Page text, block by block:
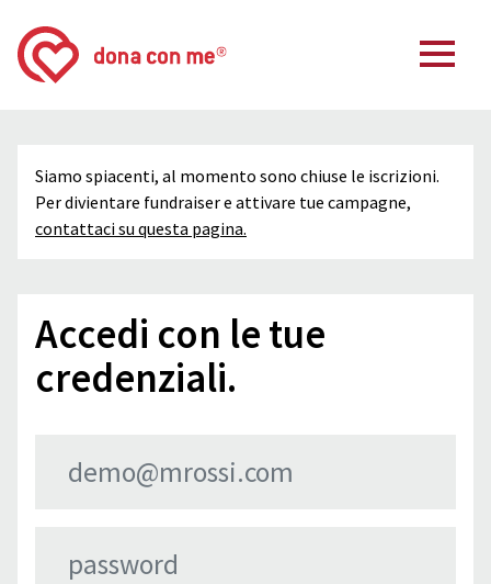
Siamo spiacenti, al momento sono chiuse le iscrizioni.
Per divientare fundraiser e attivare tue campagne,
contattaci su questa pagina.
Accedi con le tue
credenziali.